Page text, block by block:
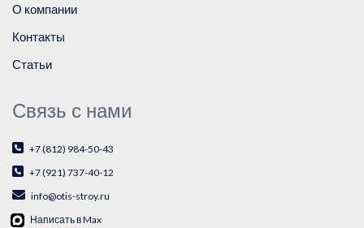
О компании
Контакты
Статьи
Связь с нами
+7 (812) 984-50-43
+7 (921) 737-40-12
info@otis-stroy.ru
Написать в Max